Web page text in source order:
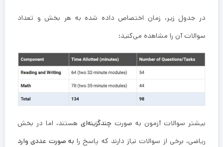
در جدول زیر، زمان اختصاص داده شده به هر بخش و تعداد
سوالات آن را مشاهده می‌کنید:
بیشتر سوالات آزمون به صورت چندگزینه‌ای هستند، اما در بخش
ریاضی، برخی از سوالات نیاز دارند که پاسخ را به صورت عددی وارد